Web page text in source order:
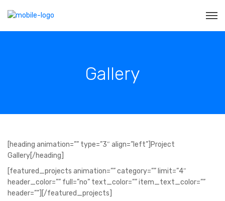
Gallery
[heading animation=”” type=”3″ align=”left”]Project
Gallery[/heading]
[featured_projects animation=”” category=”” limit=”4″
header_color=”” full=”no” text_color=”” item_text_color=””
header=””][/featured_projects]